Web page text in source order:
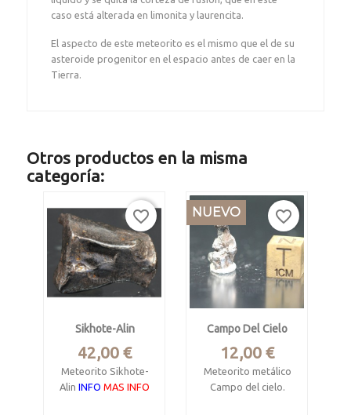
caso está alterada en limonita y laurencita.
El aspecto de este meteorito es el mismo que el de su
asteroide progenitor en el espacio antes de caer en la
Tierra.
Otros productos en la misma
categoría:
Sikhote-Alin
Precio
42,00 €
Meteorito Sikhote-
Alin INFO MAS INFO
favorite_border
Campo Del Cielo
Precio
12,00 €
Meteorito metálico
Campo del cielo.
NUEVO favorite_border